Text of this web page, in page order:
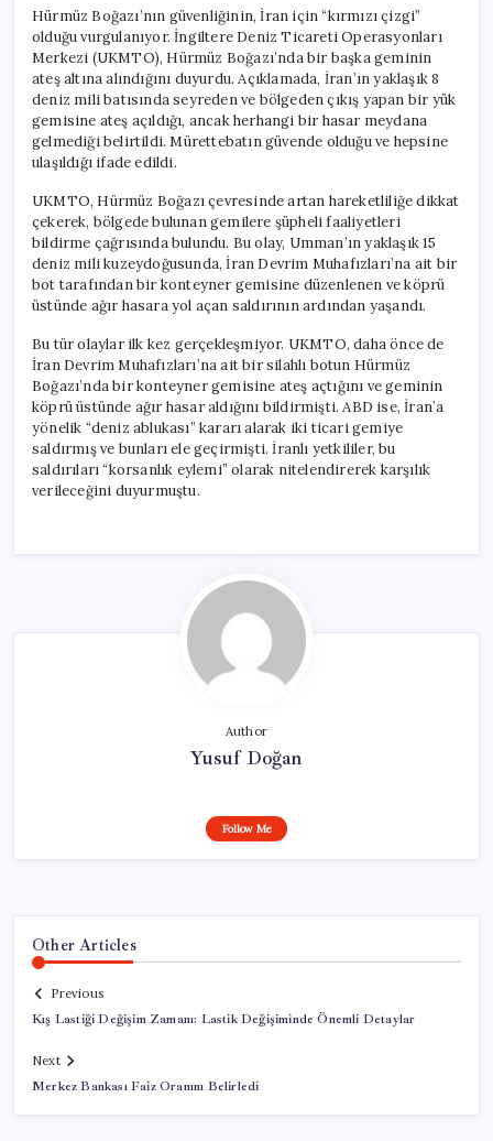
Hürmüz Boğazı’nın güvenliğinin, İran için “kırmızı çizgi”
olduğu vurgulanıyor. İngiltere Deniz Ticareti Operasyonları
Merkezi (UKMTO), Hürmüz Boğazı’nda bir başka geminin
ateş altına alındığını duyurdu. Açıklamada, İran’ın yaklaşık 8
deniz mili batısında seyreden ve bölgeden çıkış yapan bir yük
gemisine ateş açıldığı, ancak herhangi bir hasar meydana
gelmediği belirtildi. Mürettebatın güvende olduğu ve hepsine
ulaşıldığı ifade edildi.
UKMTO, Hürmüz Boğazı çevresinde artan hareketliliğe dikkat
çekerek, bölgede bulunan gemilere şüpheli faaliyetleri
bildirme çağrısında bulundu. Bu olay, Umman’ın yaklaşık 15
deniz mili kuzeydoğusunda, İran Devrim Muhafızları’na ait bir
bot tarafından bir konteyner gemisine düzenlenen ve köprü
üstünde ağır hasara yol açan saldırının ardından yaşandı.
Bu tür olaylar ilk kez gerçekleşmiyor. UKMTO, daha önce de
İran Devrim Muhafızları’na ait bir silahlı botun Hürmüz
Boğazı’nda bir konteyner gemisine ateş açtığını ve geminin
köprü üstünde ağır hasar aldığını bildirmişti. ABD ise, İran’a
yönelik “deniz ablukası” kararı alarak iki ticari gemiye
saldırmış ve bunları ele geçirmişti. İranlı yetkililer, bu
saldırıları “korsanlık eylemi” olarak nitelendirerek karşılık
verileceğini duyurmuştu.
Author
Yusuf Doğan
Follow Me
Other Articles
Previous
Kış Lastiği Değişim Zamanı: Lastik Değişiminde Önemli Detaylar
Next
Merkez Bankası Faiz Oranını Belirledi